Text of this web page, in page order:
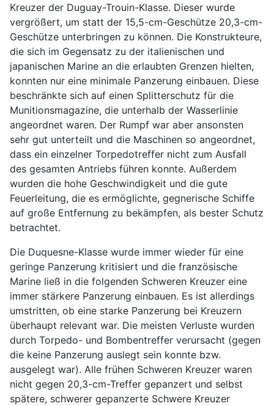
Kreuzer der Duguay-Trouin-Klasse. Dieser wurde
vergrößert, um statt der 15,5-cm-Geschütze 20,3-cm-
Geschütze unterbringen zu können. Die Konstrukteure,
die sich im Gegensatz zu der italienischen und
japanischen Marine an die erlaubten Grenzen hielten,
konnten nur eine minimale Panzerung einbauen. Diese
beschränkte sich auf einen Splitterschutz für die
Munitionsmagazine, die unterhalb der Wasserlinie
angeordnet waren. Der Rumpf war aber ansonsten
sehr gut unterteilt und die Maschinen so angeordnet,
dass ein einzelner Torpedotreffer nicht zum Ausfall
des gesamten Antriebs führen konnte. Außerdem
wurden die hohe Geschwindigkeit und die gute
Feuerleitung, die es ermöglichte, gegnerische Schiffe
auf große Entfernung zu bekämpfen, als bester Schutz
betrachtet.
Die Duquesne-Klasse wurde immer wieder für eine
geringe Panzerung kritisiert und die französische
Marine ließ in die folgenden Schweren Kreuzer eine
immer stärkere Panzerung einbauen. Es ist allerdings
umstritten, ob eine starke Panzerung bei Kreuzern
überhaupt relevant war. Die meisten Verluste wurden
durch Torpedo- und Bombentreffer verursacht (gegen
die keine Panzerung auslegt sein konnte bzw.
ausgelegt war). Alle frühen Schweren Kreuzer waren
nicht gegen 20,3-cm-Treffer gepanzert und selbst
spätere, schwerer gepanzerte Schwere Kreuzer